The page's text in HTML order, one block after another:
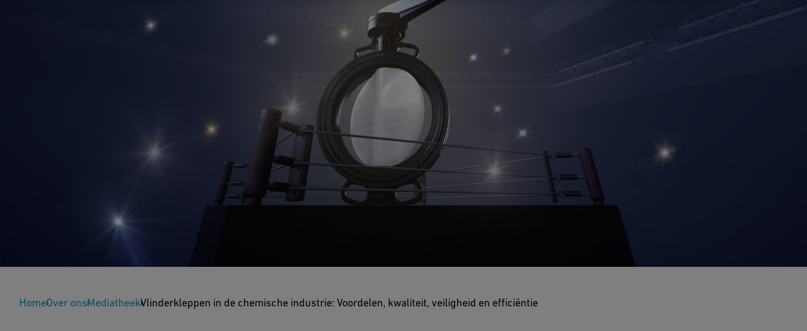
Vlinderkleppen in de chemische
HomeOver onsMediatheekVlinderkleppen in de chemische industrie: Voordelen, kwaliteit, veiligheid en efficiëntie